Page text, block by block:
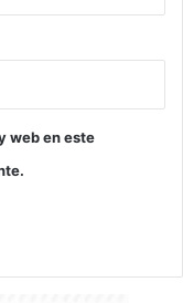
web en este